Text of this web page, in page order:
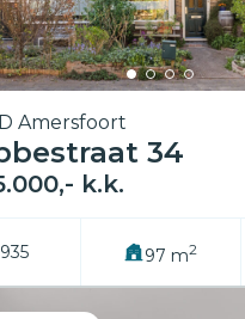
Amersfoort
34
k.k.
97 m2